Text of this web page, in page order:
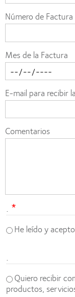
Número de Factura
Mes de la Factura
E-mail para recibir
Comentarios
.
He leído y
.
Quiero recibir
productos,